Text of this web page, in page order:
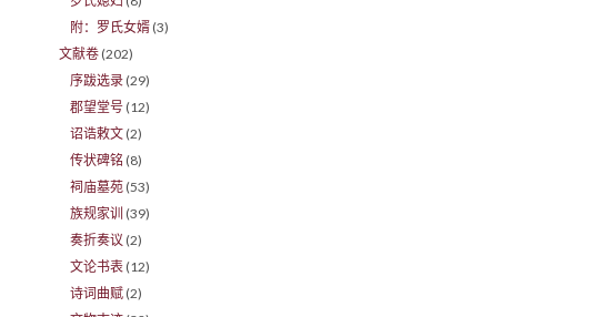
附：罗氏女婿 (3)
文献卷 (202)
序跋选录 (29)
郡望堂号 (12)
诏诰敕文 (2)
传状碑铭 (8)
祠庙墓苑 (53)
族规家训 (39)
奏折奏议 (2)
文论书表 (12)
诗词曲赋 (2)